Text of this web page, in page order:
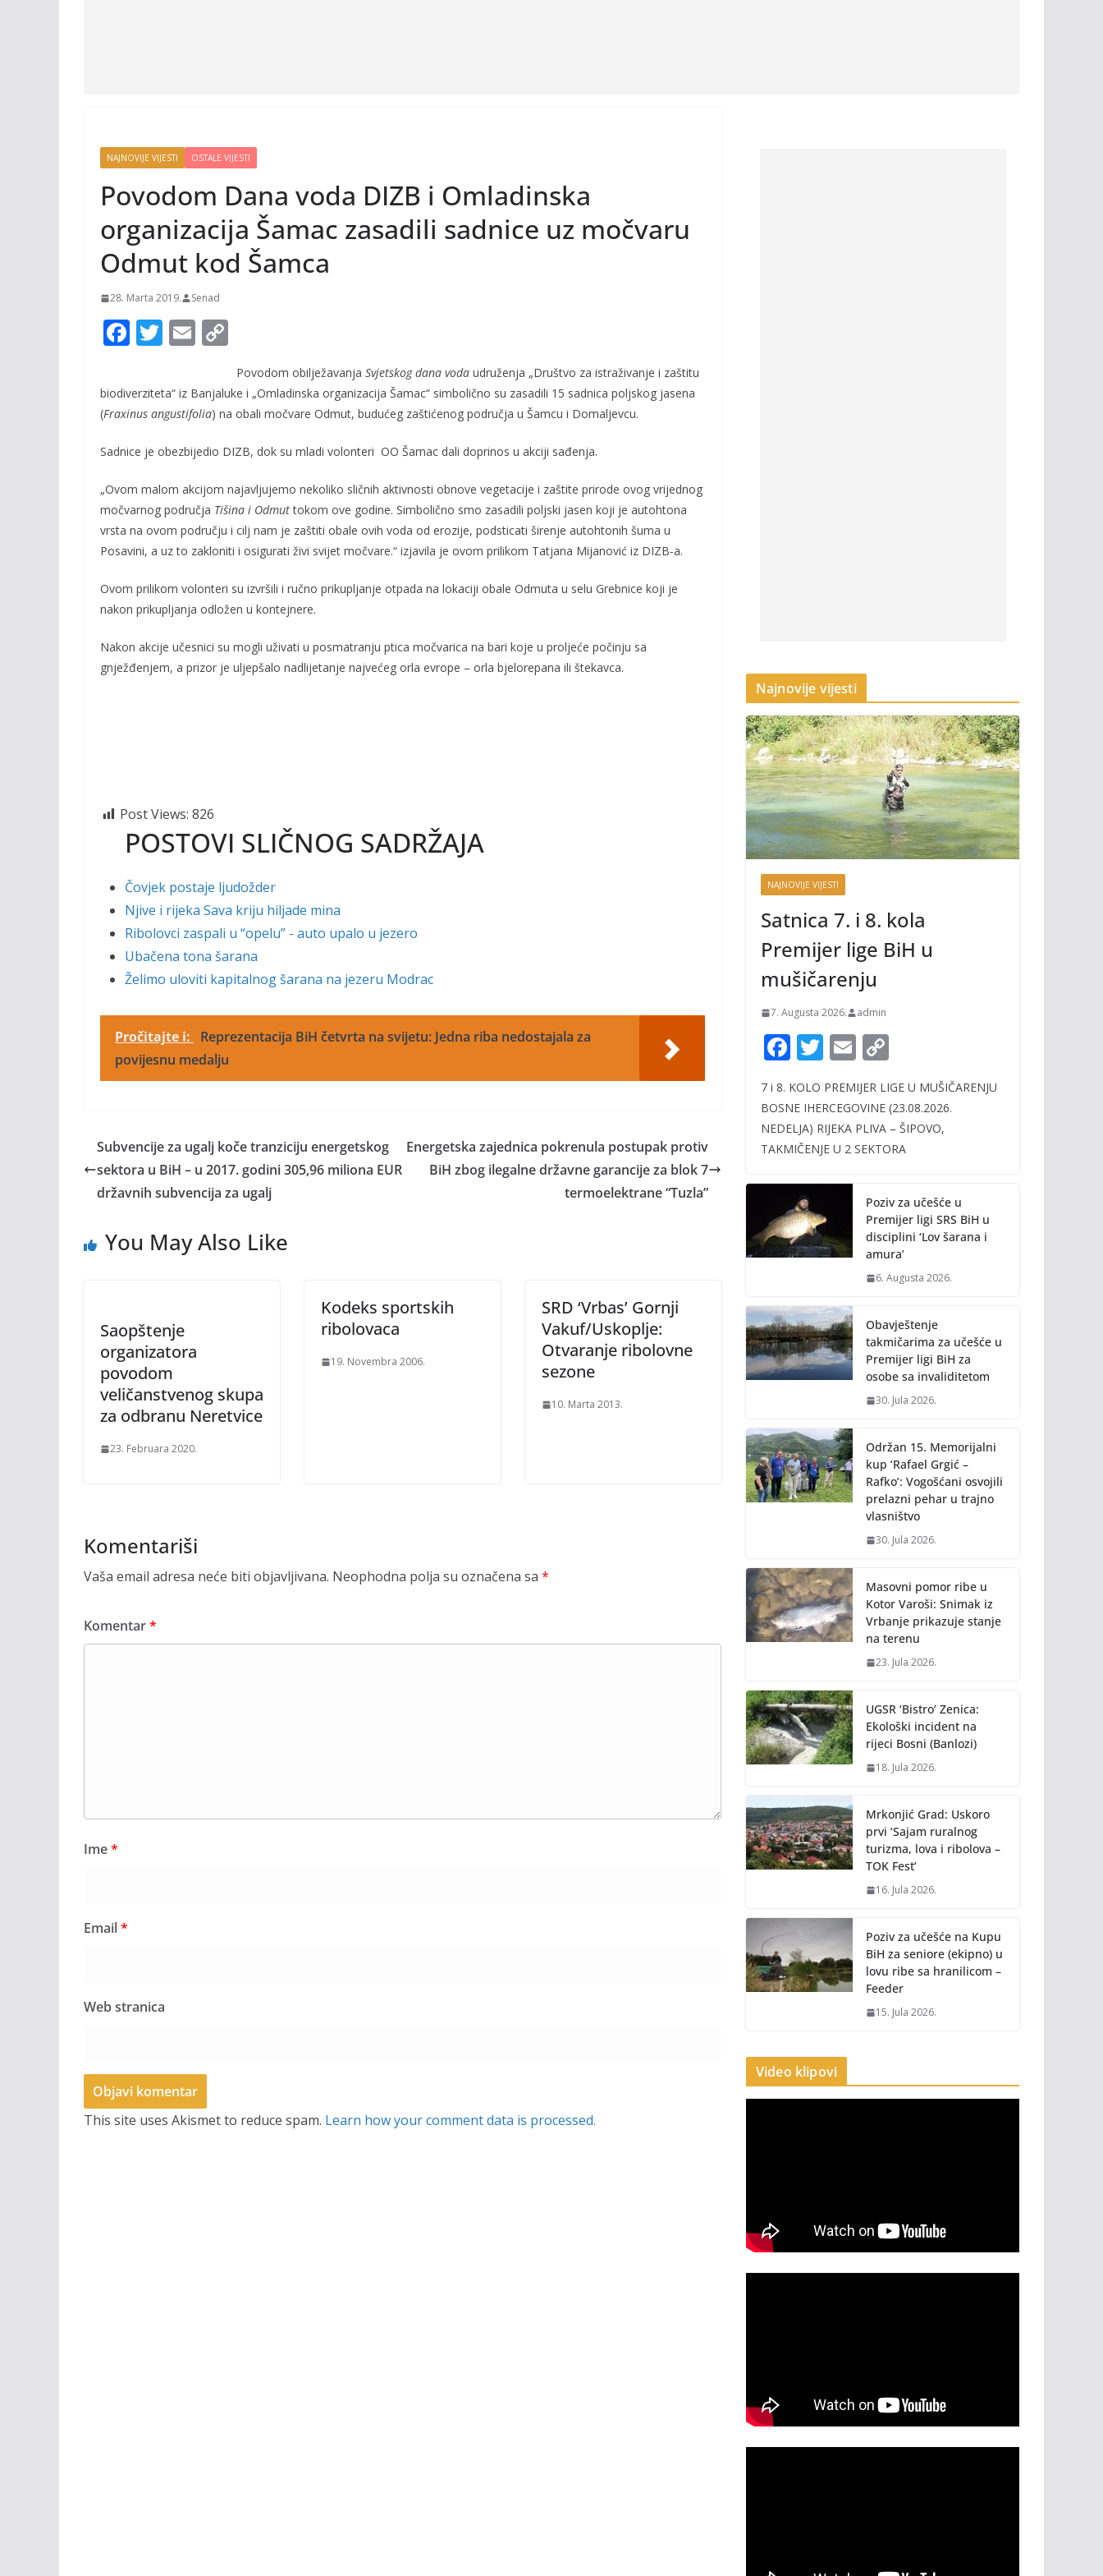
NAJNOVIJE VIJESTI OSTALE VIJESTI
Povodom Dana voda DIZB i Omladinska
organizacija Šamac zasadili sadnice uz močvaru
Odmut kod Šamca
28. Marta 2019. Senad
F
e
b
o
k
T
itt
er
E
ai
l
p
y
n
k
Povodom obilježavanja Svjetskog dana voda udruženja „Društvo za istraživanje i zaštitu
biodiverziteta“ iz Banjaluke i „Omladinska organizacija Šamac“ simbolično su zasadili 15 sadnica poljskog jasena
(Fraxinus angustifolia) na obali močvare Odmut, budućeg zaštićenog područja u Šamcu i Domaljevcu.
Sadnice je obezbijedio DIZB, dok su mladi volonteri OO Šamac dali doprinos u akciji sađenja.
„Ovom malom akcijom najavljujemo nekoliko sličnih aktivnosti obnove vegetacije i zaštite prirode ovog vrijednog
močvarnog područja Tišina i Odmuttokom ove godine. Simbolično smo zasadili poljski jasen koji je autohtona
vrsta na ovom području i cilj nam je zaštiti obale ovih voda od erozije, podsticati širenje autohtonih šuma u
Posavini, a uz to zakloniti i osigurati živi svijet močvare.“ izjavila je ovom prilikom Tatjana Mijanović iz DIZB-a.
Ovom prilikom volonteri su izvršili i ručno prikupljanje otpada na lokaciji obale Odmuta u selu Grebnice koji je
nakon prikupljanja odložen u kontejnere.
Nakon akcije učesnici su mogli uživati u posmatranju ptica močvarica na bari koje u proljeće počinju sa
gnježđenjem, a prizor je uljepšalo nadlijetanje najvećeg orla evrope – orla bjelorepana ili štekavca.
Post Views: 826
POSTOVI SLIČNOG SADRŽAJA
Čovjek postaje ljudožder
Njive i rijeka Sava kriju hiljade mina
Ribolovci zaspali u “opelu” - auto upalo u jezero
Ubačena tona šarana
Želimo uloviti kapitalnog šarana na jezeru Modrac
Pročitajte i:
Reprezentacija BiH četvrta na svijetu: Jedna riba nedostajala za
povijesnu medalju
Subvencije za ugalj koče tranziciju energetskog
sektora u BiH – u 2017. godini 305,96 miliona EUR
državnih subvencija za ugalj
Energetska zajednica pokrenula postupak protiv
BiH zbog ilegalne državne garancije za blok 7
termoelektrane “Tuzla”
You May Also Like
Saopštenje
organizatora
povodom
veličanstvenog skupa
za odbranu Neretvice
23. Februara 2020.
Kodeks sportskih
ribolovaca
19. Novembra 2006.
SRD ‘Vrbas’ Gornji
Vakuf/Uskoplje:
Otvaranje ribolovne
sezone
10. Marta 2013.
Komentariši
Vaša email adresa neće biti objavljivana. Neophodna polja su označena sa *
Komentar*
Ime*
Email*
Web stranica
This site uses Akismet to reduce spam. Learn how your comment data is processed.
Najnovije vijesti
NAJNOVIJE VIJESTI
Satnica 7. i 8. kola
Premijer lige BiH u
mušičarenju
7. Augusta 2026. admin
F
e
b
o
o
k
T
itt
er
E
ai
l
p
y
Li
k
7 i 8. KOLO PREMIJER LIGE U MUŠIČARENJU
BOSNE IHERCEGOVINE (23.08.2026.
NEDELJA) RIJEKA PLIVA – ŠIPOVO,
TAKMIČENJE U 2 SEKTORA
Poziv za učešće u
Premijer ligi SRS BiH u
disciplini ‘Lov šarana i
amura’
6. Augusta 2026.
Obavještenje
takmičarima za učešće u
Premijer ligi BiH za
osobe sa invaliditetom
30. Jula 2026.
Održan 15. Memorijalni
kup ‘Rafael Grgić –
Rafko’: Vogošćani osvojili
prelazni pehar u trajno
vlasništvo
30. Jula 2026.
Masovni pomor ribe u
Kotor Varoši: Snimak iz
Vrbanje prikazuje stanje
na terenu
23. Jula 2026.
UGSR ‘Bistro’ Zenica:
Ekološki incident na
rijeci Bosni (Banlozi)
18. Jula 2026.
Mrkonjić Grad: Uskoro
prvi ‘Sajam ruralnog
turizma, lova i ribolova –
TOK Fest’
16. Jula 2026.
Poziv za učešće na Kupu
BiH za seniore (ekipno) u
lovu ribe sa hranilicom –
Feeder
15. Jula 2026.
Video klipovi